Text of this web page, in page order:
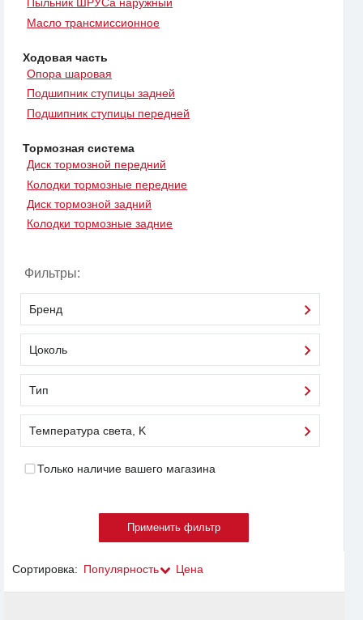
Пыльник ШРУСа наружный
Масло трансмиссионное
Ходовая часть
Опора шаровая
Подшипник ступицы задней
Подшипник ступицы передней
Тормозная система
Диск тормозной передний
Колодки тормозные передние
Диск тормозной задний
Колодки тормозные задние
Фильтры:
Бренд
Цоколь
Тип
Температура света, K
Только наличие вашего магазина
Сортировка: Популярность Цена